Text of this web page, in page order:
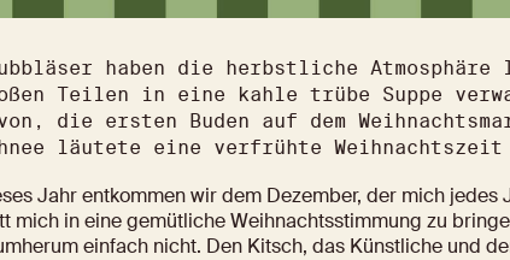
haben die herbstliche Atmosphäre
Teilen in eine kahle trübe Suppe
die ersten Buden auf dem
läutete eine verfrühte
Jahr entkommen wir dem Dezember, der mich
mich in eine gemütliche Weihnachtsstimmung zu
einfach nicht. Den Kitsch, das Künstliche und